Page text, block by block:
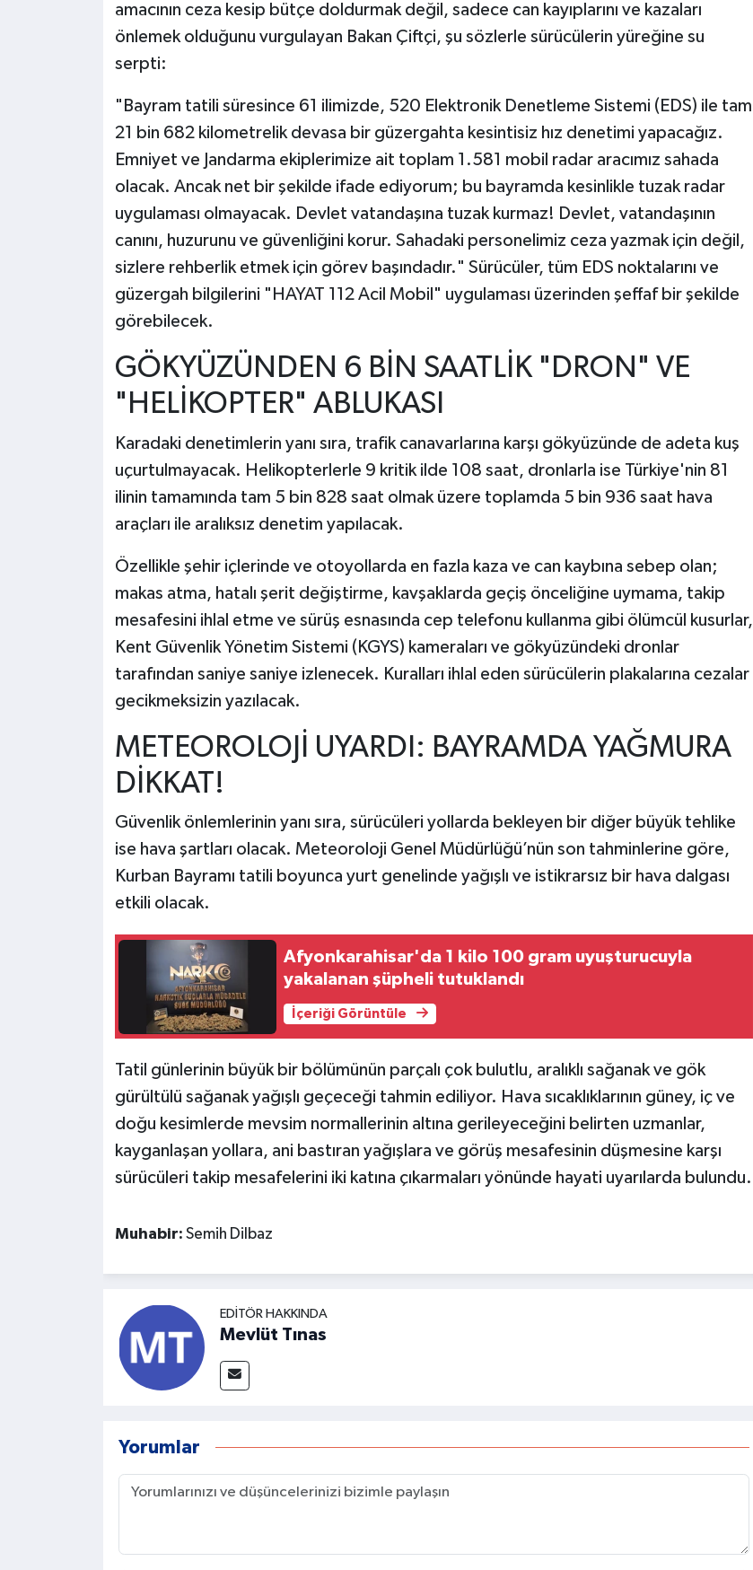
amacının ceza kesip bütçe doldurmak değil, sadece can kayıplarını ve kazaları
önlemek olduğunu vurgulayan Bakan Çiftçi, şu sözlerle sürücülerin yüreğine su
serpti:
"Bayram tatili süresince 61 ilimizde, 520 Elektronik Denetleme Sistemi (EDS) ile tam
21 bin 682 kilometrelik devasa bir güzergahta kesintisiz hız denetimi yapacağız.
Emniyet ve Jandarma ekiplerimize ait toplam 1.581 mobil radar aracımız sahada
olacak. Ancak net bir şekilde ifade ediyorum; bu bayramda kesinlikle tuzak radar
uygulaması olmayacak. Devlet vatandaşına tuzak kurmaz! Devlet, vatandaşının
canını, huzurunu ve güvenliğini korur. Sahadaki personelimiz ceza yazmak için değil,
sizlere rehberlik etmek için görev başındadır." Sürücüler, tüm EDS noktalarını ve
güzergah bilgilerini "HAYAT 112 Acil Mobil" uygulaması üzerinden şeffaf bir şekilde
görebilecek.
GÖKYÜZÜNDEN 6 BİN SAATLİK "DRON" VE
"HELİKOPTER" ABLUKASI
Karadaki denetimlerin yanı sıra, trafik canavarlarına karşı gökyüzünde de adeta kuş
uçurtulmayacak. Helikopterlerle 9 kritik ilde 108 saat, dronlarla ise Türkiye'nin 81
ilinin tamamında tam 5 bin 828 saat olmak üzere toplamda 5 bin 936 saat hava
araçları ile aralıksız denetim yapılacak.
Özellikle şehir içlerinde ve otoyollarda en fazla kaza ve can kaybına sebep olan;
makas atma, hatalı şerit değiştirme, kavşaklarda geçiş önceliğine uymama, takip
mesafesini ihlal etme ve sürüş esnasında cep telefonu kullanma gibi ölümcül kusurlar,
Kent Güvenlik Yönetim Sistemi (KGYS) kameraları ve gökyüzündeki dronlar
tarafından saniye saniye izlenecek. Kuralları ihlal eden sürücülerin plakalarına cezalar
gecikmeksizin yazılacak.
METEOROLOJİ UYARDI: BAYRAMDA YAĞMURA
DİKKAT!
Güvenlik önlemlerinin yanı sıra, sürücüleri yollarda bekleyen bir diğer büyük tehlike
ise hava şartları olacak. Meteoroloji Genel Müdürlüğü’nün son tahminlerine göre,
Kurban Bayramı tatili boyunca yurt genelinde yağışlı ve istikrarsız bir hava dalgası
etkili olacak.
Afyonkarahisar'da 1 kilo 100 gram uyuşturucuyla
yakalanan şüpheli tutuklandı
İçeriği Görüntüle
Tatil günlerinin büyük bir bölümünün parçalı çok bulutlu, aralıklı sağanak ve gök
gürültülü sağanak yağışlı geçeceği tahmin ediliyor. Hava sıcaklıklarının güney, iç ve
doğu kesimlerde mevsim normallerinin altına gerileyeceğini belirten uzmanlar,
kayganlaşan yollara, ani bastıran yağışlara ve görüş mesafesinin düşmesine karşı
sürücüleri takip mesafelerini iki katına çıkarmaları yönünde hayati uyarılarda bulundu.
Muhabir: Semih Dilbaz
EDITÖR HAKKINDA
Mevlüt Tınas
Yorumlar